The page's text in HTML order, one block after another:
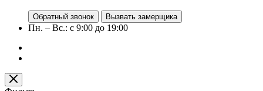
Обратный звонок Вызвать замерщика
Пн. – Вс.: с 9:00 до 19:00